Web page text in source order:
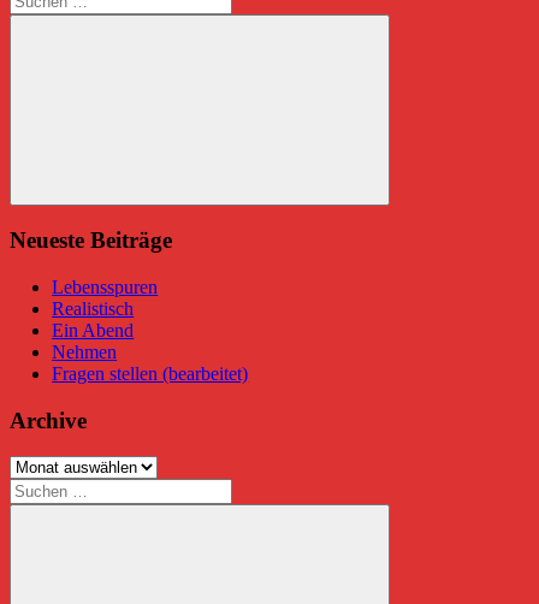
nach:
Suchen
Neueste Beiträge
Lebensspuren
Realistisch
Ein Abend
Nehmen
Fragen stellen (bearbeitet)
Archive
Archive
Suchen
nach: